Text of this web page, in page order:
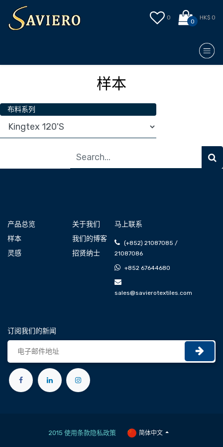
0
0
HK$ 0
样本
布料系列
产品总览
样本
灵感
关于我们
我们的博客
招贤纳士
马上联系
(+852) 21087085 /
21087086
+852 67644680
sales@savierotextiles.com
订阅我们的新闻
2015 使用条款隐私政策 简体中文